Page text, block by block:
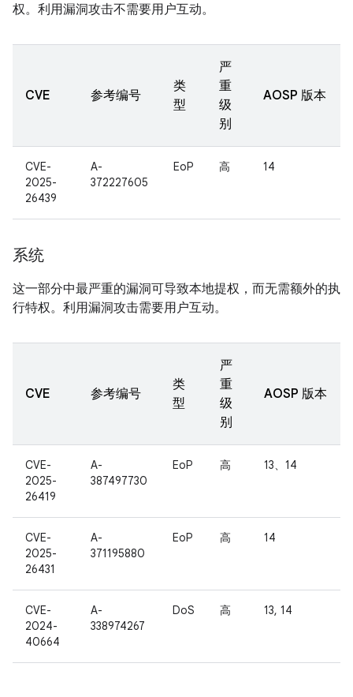
权。利用漏洞攻击不需要用户互动。
CVE 参考编号
类
型
严
重
级
别
AOSP 版本
CVE-
2025-
26439
A-
372227605
EoP 高 14
系统
这一部分中最严重的漏洞可导致本地提权，而无需额外的执
行特权。利用漏洞攻击需要用户互动。
CVE 参考编号
类
型
严
重
级
别
AOSP 版本
CVE-
2025-
26419
A-
387497730
EoP 高 13、14
CVE-
2025-
26431
A-
371195880
EoP 高 14
CVE-
2024-
40664
A-
338974267
DoS 高 13, 14